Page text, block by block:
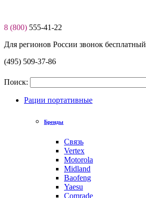
8 (800) 555-41-22
Для регионов России звонок бесплатный
(495) 509-37-86
Поиск:
Рации портативные
Бренды
Связь
Vertex
Motorola
Midland
Baofeng
Yaesu
Comrade